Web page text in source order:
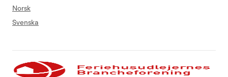
Norsk
Svenska